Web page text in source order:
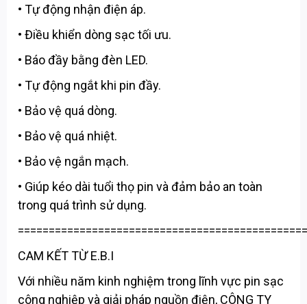
• Tự động nhận điện áp.
• Điều khiển dòng sạc tối ưu.
• Báo đầy bằng đèn LED.
• Tự động ngắt khi pin đầy.
• Bảo vệ quá dòng.
• Bảo vệ quá nhiệt.
• Bảo vệ ngắn mạch.
• Giúp kéo dài tuổi thọ pin và đảm bảo an toàn
trong quá trình sử dụng.
CAM KẾT TỪ E.B.I
Với nhiều năm kinh nghiệm trong lĩnh vực pin sạc
công nghiệp và giải pháp nguồn điện, CÔNG TY